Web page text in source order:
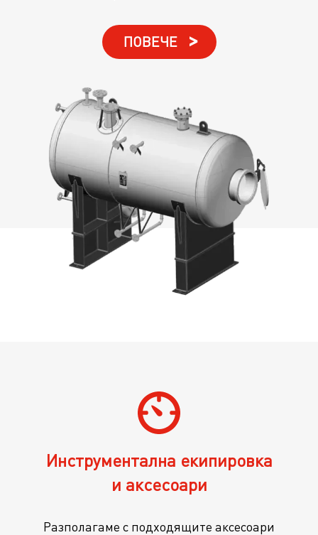
ПОВЕЧЕ
Инструментална екипировка
и аксесоари
Разполагаме с подходящите аксесоари